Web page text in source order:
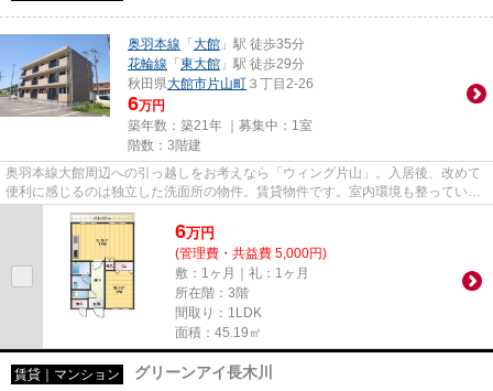
奥羽本線 「 大館 」駅 徒歩35分
花輪線 「 東大館 」駅 徒歩29分
秋田県大館市片山町 ３丁目2-26
6万円
築年数：築21年 ｜募集中： 1室
階数：3階建
奥羽本線大館周辺への引っ越しをお考えなら「ウィング片山」。入居後、改めて
便利に感じるのは独立した洗面所の物件。賃貸物件です。室内環境も整っていま
す。クローゼット付きの物件...
6万円
(管理費・共益費 5,000円)
敷：1ヶ月｜礼：1ヶ月
所在階：3階
間取り：1LDK
面積：45.19㎡
賃貸｜マンション グリーンアイ長木川